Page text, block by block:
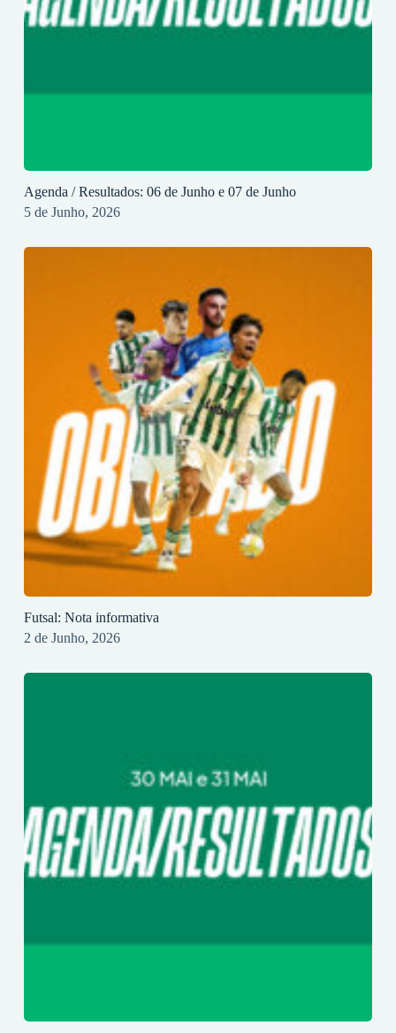
Agenda / Resultados: 06 de Junho e 07 de Junho
5 de Junho, 2026
Futsal: Nota informativa
2 de Junho, 2026